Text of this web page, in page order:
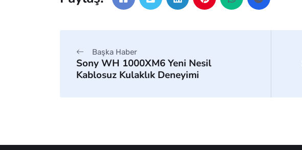
Başka Haber
Sony WH 1000XM6 Yeni Nesil
Kablosuz Kulaklık Deneyimi